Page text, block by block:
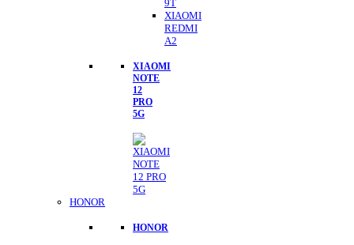
9T
XIAOMI
REDMI
A2
XIAOMI
NOTE
12
PRO
5G
HONOR
HONOR